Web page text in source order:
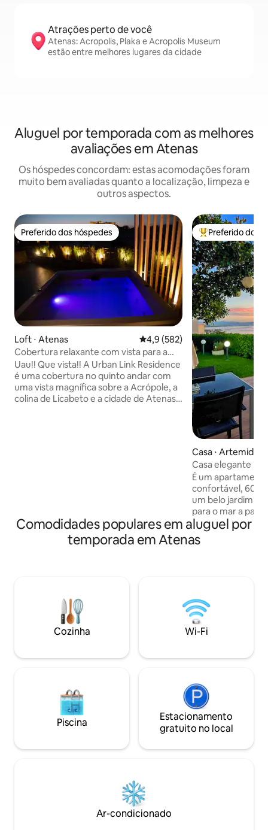
Atrações perto de você
Atenas: Acropolis, Plaka e Acropolis Museum
estão entre melhores lugares da cidade
Aluguel por temporada com as melhores
avaliações em Atenas
Os hóspedes concordam: estas acomodações foram
muito bem avaliadas quanto a localização, limpeza e
outros aspectos.
Preferido dos hóspedes
Preferido dos hóspedes
Loft ⋅ Atenas 4,9 de uma avaliação média de
4,9 (582)
Cobertura relaxante com vista para a
Acrópole e jacuzzi
Uau!! Que vista!! A Urban Link Residence
é uma cobertura no quinto andar com
uma vista magnífica sobre a Acrópole, a
colina de Licabeto e a cidade de Atenas.
cápsulas gratuitas ✓ TV (configurada
Entre os
Preferido dos
Casa ⋅ Artemida
Casa elegante
o mar/perto do
É um
confortável, 60
um belo jardim e
para o mar a
quarto.
tranquila de
Atenas) a 1,8 km
ou reservar
do barulho do
suficiente (1,8
restaurante ou
Comodidades populares em aluguel por
temporada em Atenas
Cozinha Wi-Fi
Piscina
Estacionamento
gratuito no local
Ar-condicionado